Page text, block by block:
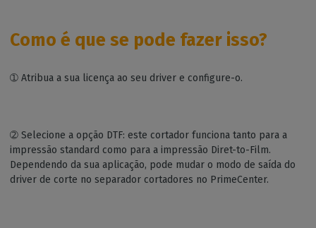
Como é que se pode fazer isso?
➀ Atribua a sua licença ao seu driver e configure-o.
➁ Selecione a opção DTF: este cortador funciona tanto para a
impressão standard como para a impressão Diret-to-Film.
Dependendo da sua aplicação, pode mudar o modo de saída do
driver de corte no separador cortadores no PrimeCenter.